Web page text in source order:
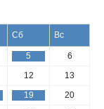
Сб Вс
5
6
12
13
19
20